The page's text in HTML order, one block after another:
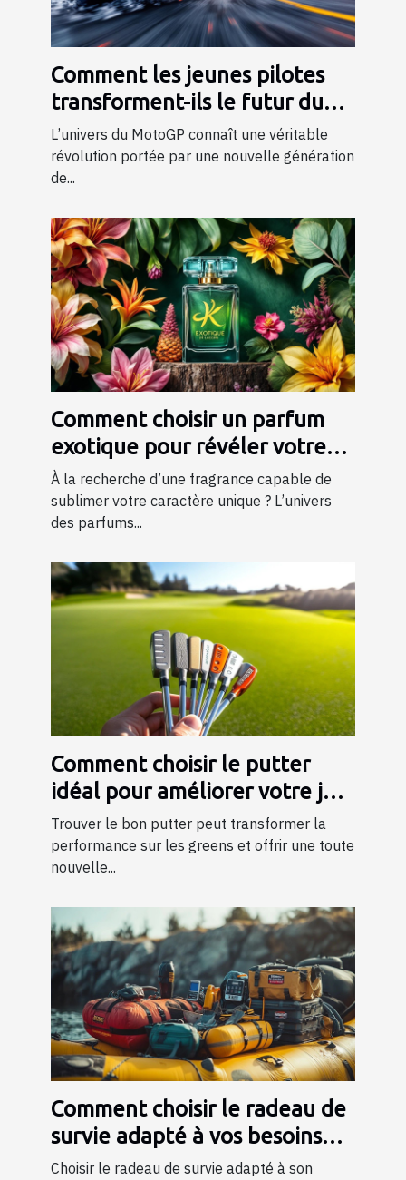
Comment les jeunes pilotes
transforment-ils le futur du
MotoGP ?
L’univers du MotoGP connaît une véritable
révolution portée par une nouvelle génération
de...
Comment choisir un parfum
exotique pour révéler votre
personnalité?
À la recherche d’une fragrance capable de
sublimer votre caractère unique ? L’univers
des parfums...
Comment choisir le putter
idéal pour améliorer votre jeu
?
Trouver le bon putter peut transformer la
performance sur les greens et offrir une toute
nouvelle...
Comment choisir le radeau de
survie adapté à vos besoins
professionnels ?
Choisir le radeau de survie adapté à son